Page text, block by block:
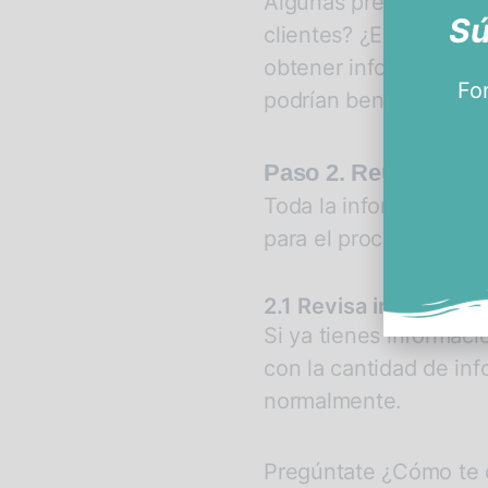
clientes? ¿Existen
obtener información?
podrían beneficiarse
Paso 2. Reúne y
Toda la información
para el proceso de
2.1 Revisa
Si ya tienes
con la cantidad de
normalmente.
Pregúntate ¿Cómo